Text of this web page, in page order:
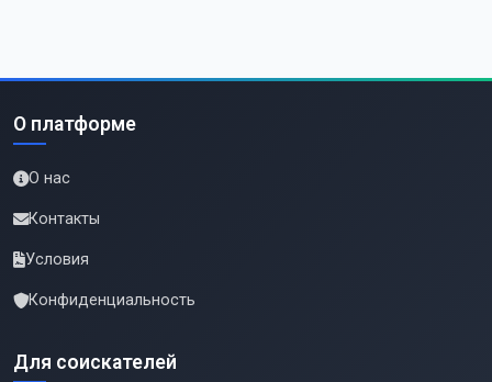
О платформе
О нас
Контакты
Условия
Конфиденциальность
Для соискателей